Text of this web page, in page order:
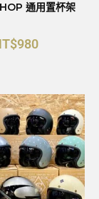
通用置杯架
980